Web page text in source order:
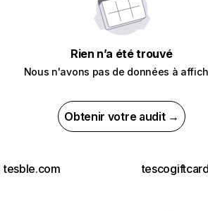
Rien n’a été trouvé
Nous n'avons pas de données à
Obtenir votre audit →
tesble.com